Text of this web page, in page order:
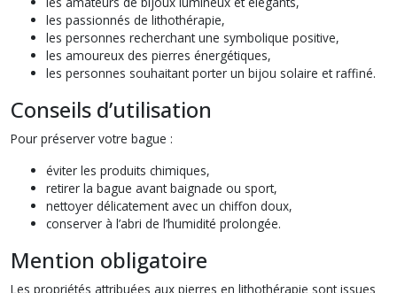
les passionnés de lithothérapie,
les personnes recherchant une symbolique positive,
les amoureux des pierres énergétiques,
les personnes souhaitant porter un bijou solaire et raffiné.
Conseils d’utilisation
Pour préserver votre bague :
éviter les produits chimiques,
retirer la bague avant baignade ou sport,
nettoyer délicatement avec un chiffon doux,
conserver à l’abri de l’humidité prolongée.
Mention obligatoire
Les propriétés attribuées aux pierres en lithothérapie sont issues